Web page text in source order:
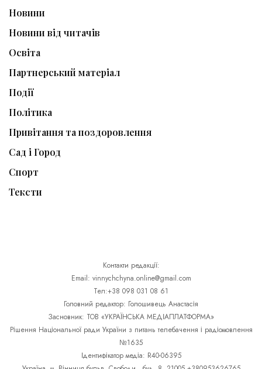
Новини
Новини від читачів
Освіта
Партнерський матеріал
Події
Політика
Привітання та поздоровлення
Сад і Город
Спорт
Тексти
Контакти редакції:
Email: vinnychchyna.online@gmail.com
Тел:+38 098 031 08 61
Головний редактор: Голошивець Анастасія
Засновник: ТОВ «УКРАЇНСЬКА МЕДІАПЛАТФОРМА»
Рішення Національної ради України з питань телебачення і радіомовлення
№1635
Ідентифікатор медіа: R40-06395